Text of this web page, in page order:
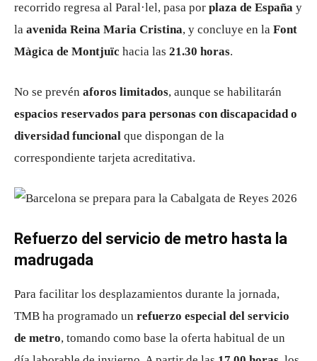
recorrido regresa al Paral·lel, pasa por plaza de España y
la avenida Reina Maria Cristina, y concluye en la Font
Màgica de Montjuïc hacia las 21.30 horas.
No se prevén aforos limitados, aunque se habilitarán
espacios reservados para personas con discapacidad o
diversidad funcional que dispongan de la
correspondiente tarjeta acreditativa.
Refuerzo del servicio de metro hasta la
madrugada
Para facilitar los desplazamientos durante la jornada,
TMB ha programado un refuerzo especial del servicio
de metro, tomando como base la oferta habitual de un